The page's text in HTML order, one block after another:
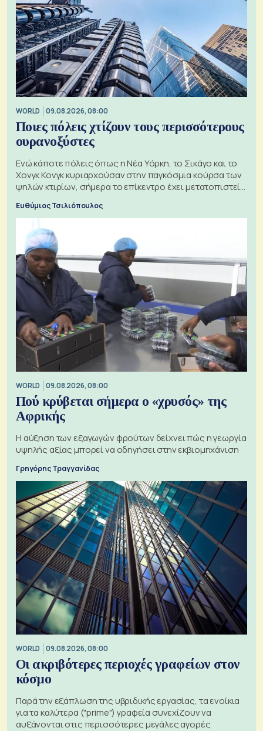
WORLD 09.08.2026, 08:00
Ποιες πόλεις χτίζουν τους περισσότερους
ουρανοξύστες
Ενώ κάποτε πόλεις όπως η Νέα Υόρκη, το Σικάγο και το
Χονγκ Κονγκ κυριαρχούσαν στην παγκόσμια κούρσα των
ψηλών κτιρίων, σήμερα το επίκεντρο έχει μετατοπιστεί
Ευθύμιος Τσιλιόπουλος
WORLD 09.08.2026, 08:00
Πού κρύβεται σήμερα ο «χρυσός» της
Αφρικής
Η αύξηση των εξαγωγών φρούτων δείχνει πώς η γεωργία
υψηλής αξίας μπορεί να οδηγήσει στην εκβιομηχάνιση
Γρηγόρης Τραγγανίδας
WORLD 09.08.2026, 08:00
Οι ακριβότερες περιοχές γραφείων στον
κόσμο
Παρά την εξάπλωση της υβριδικής εργασίας, τα ενοίκια
για τα καλύτερα ("prime") γραφεία συνεχίζουν να
αυξάνονται στις περισσότερες μεγάλες αγορές